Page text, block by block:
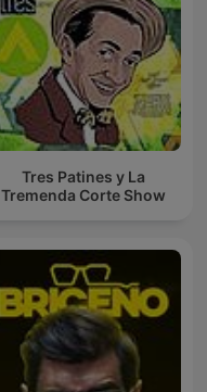
Tres Patines y La
Tremenda Corte Show